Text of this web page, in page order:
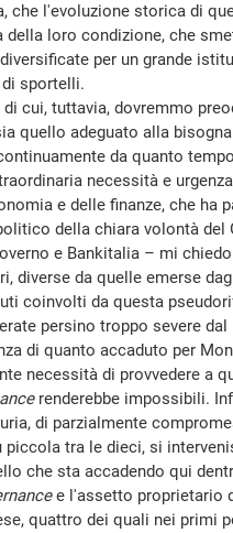
che l'evoluzione storica di
della loro condizione, che
per un grande
sportelli.
cui, tuttavia, dovremmo
quello adeguato alla
da quanto
necessità e
e delle finanze, che ha
della chiara volontà del
e Bankitalia – mi chiedo
diverse da quelle emerse
coinvolti da questa
persino troppo severe
di quanto accaduto per
necessità di provvedere a
renderebbe impossibili.
di parzialmente
piccola tra le dieci, si
che sta accadendo qui
e l'assetto proprietario
quattro dei quali nei primi